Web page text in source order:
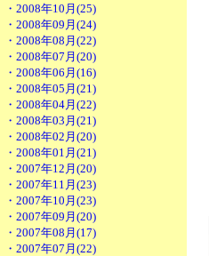
・2008年10月(25)
・2008年09月(24)
・2008年08月(22)
・2008年07月(20)
・2008年06月(16)
・2008年05月(21)
・2008年04月(22)
・2008年03月(21)
・2008年02月(20)
・2008年01月(21)
・2007年12月(20)
・2007年11月(23)
・2007年10月(23)
・2007年09月(20)
・2007年08月(17)
・2007年07月(22)